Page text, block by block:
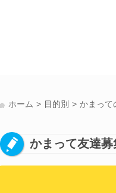
ホーム 目的別 かまって
かまって友達